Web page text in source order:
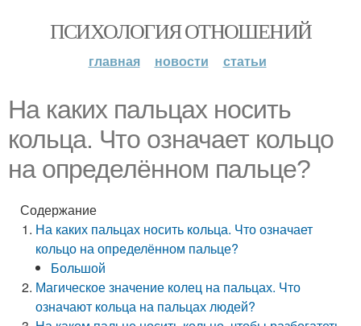
ПСИХОЛОГИЯ ОТНОШЕНИЙ
главная новости статьи
На каких пальцах носить
кольца. Что означает кольцо
на определённом пальце?
Содержание
На каких пальцах носить кольца. Что означает
кольцо на определённом пальце?
Большой
Магическое значение колец на пальцах. Что
означают кольца на пальцах людей?